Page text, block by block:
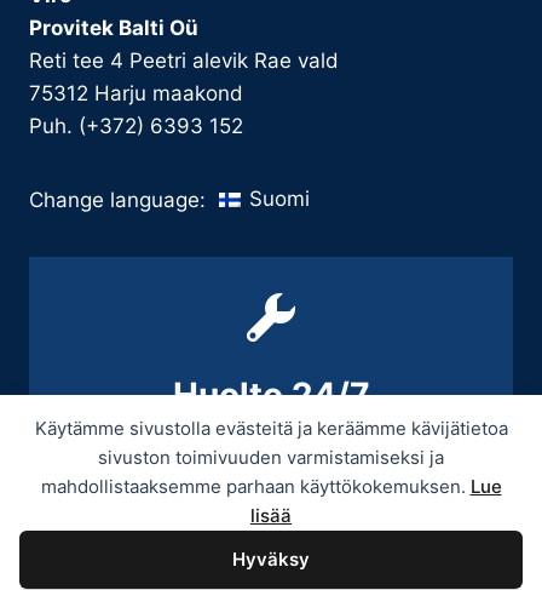
Käytämme sivustolla evästeitä ja keräämme kävijätietoa
sivuston toimivuuden varmistamiseksi ja
mahdollistaaksemme parhaan käyttökokemuksen. Lue
lisää
Hyväksy
Provitek Balti Oü
Reti tee 4 Peetri alevik Rae vald
75312 Harju maakond
Puh. (+372) 6393 152
Change language: Suomi
Huolto 24/7
+358 9 439 3070 / +358 50 545 5664